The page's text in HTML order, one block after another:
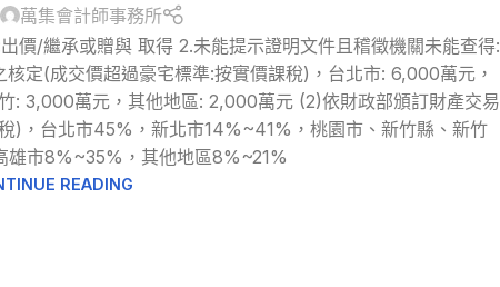
萬集會計師事務所
價/繼承或贈與 取得 2.未能提示證明文件且稽徵機關未能查得:
定(成交價超過豪宅標準:按實價課稅)，台北市: 6,000萬元，
: 3,000萬元，其他地區: 2,000萬元 (2)依財政部頒訂財產交易
)，台北市45%，新北市14%~41%，桃園市、新竹縣、新竹
雄市8%~35%，其他地區8%~21%
READING